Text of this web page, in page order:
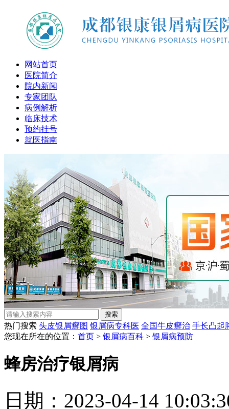
网站首页
医院简介
院内新闻
专家团队
病例解析
临床技术
预约挂号
就医指南
热门搜索 头皮银屑癣图 银屑病专科医 全国牛皮癣治 手长凸起
您现在所在的位置： 首页 > 银屑病百科 > 银屑病预防
蜂房治疗银屑病
日期：2023-04-14